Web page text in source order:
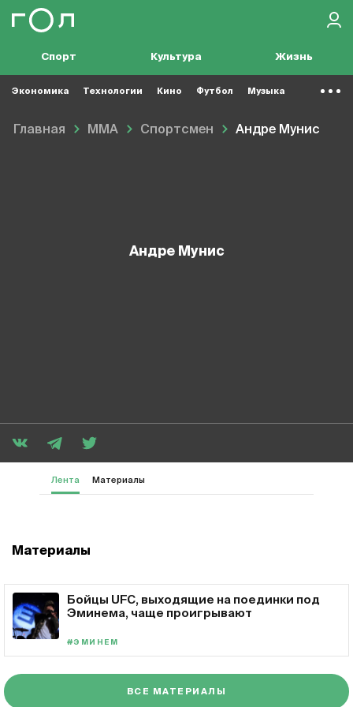
Спорт Культура Жизнь
Экономика Технологии Кино Футбол Музыка
Главная MMA Спортсмен Андре Мунис
Андре Мунис
Лента Материалы
Материалы
Бойцы UFC, выходящие на поединки под
Эминема, чаще проигрывают
#ЭМИНЕМ
ВСЕ МАТЕРИАЛЫ